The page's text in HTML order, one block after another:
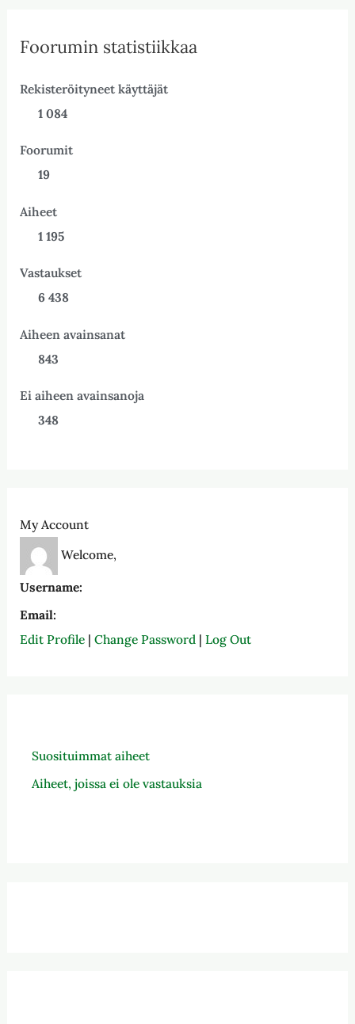
Foorumin statistiikkaa
Rekisteröityneet käyttäjät
1 084
Foorumit
19
Aiheet
1 195
Vastaukset
6 438
Aiheen avainsanat
843
Ei aiheen avainsanoja
348
My Account
Welcome,
Username:
Email:
Edit Profile| Change Password | Log Out
Suosituimmat aiheet
Aiheet, joissa ei ole vastauksia